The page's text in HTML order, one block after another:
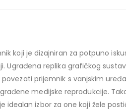
koji je dizajniran za potpuno
Ugrađena replika grafičkog
prijemnik s vanjskim
medijske reprodukcije.
idealan izbor za one koji žele